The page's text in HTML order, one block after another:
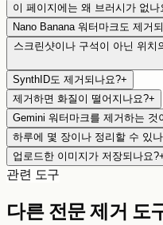
이 페이지에는 왜 브러시가 없나
Nano Banana 워터마크도 제거
스크린샷이나 구석이 아닌 위치
SynthID도 제거되나요?+
제거하면 화질이 떨어지나요?+
Gemini 워터마크를 제거하는 것
하루에 몇 장이나 정리할 수 있
업로드한 이미지가 저장되나요?
관련 도구
다른 전문 제거 도